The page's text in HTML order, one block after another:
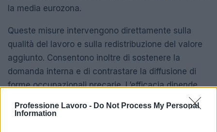
Professione Lavoro - Do Not Process My Personal
Information
la media eurozona.
Queste misure intervengono direttamente sulla
qualità del lavoro e sulla redistribuzione del valore
aggiunto. Consentono inoltre di sostenere la
domanda interna e di contrastare la diffusione di
forme occupazionali precarie. L’efficacia dipende
formazione e tutela dei diritti. In assenza di tale